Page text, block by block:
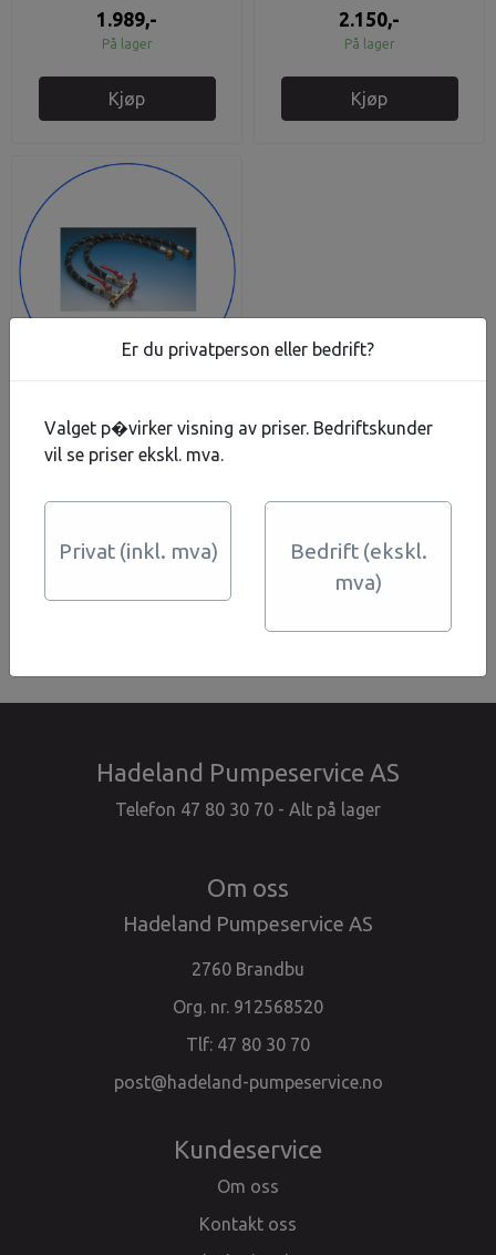
1.989,-
På lager
Kjøp
installasjon og service
2.150,-
På lager
Kjøp
vannfilter for enkel
installasjon og service
På lager
Kjøp
Hadeland Pumpeservice AS
Telefon 47 80 30 70 - Alt på lager
Om oss
Hadeland Pumpeservice AS
2760 Brandbu
Org. nr. 912568520
Tlf: 47 80 30 70
post@hadeland-pumpeservice.no
Kundeservice
Om oss
Kontakt oss
Er du privatperson eller bedrift?
Valget p�virker visning av priser. Bedriftskunder
vil se priser ekskl. mva.
Privat (inkl. mva)
Bedrift (ekskl.
mva)